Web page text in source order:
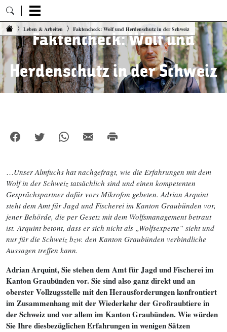
Zum Inhalt springen
Leben & Arbeiten Faktencheck: Wolf und Herdenschutz in der Schweiz
Faktencheck: Wolf und
Herdenschutz in der Schweiz
…Unser Almfuchs hat nachgefragt, wie die Erfahrungen mit dem
Wolf in der Schweiz tatsächlich sind und einen kompetenten
Gesprächspartner dafür vors Mikrofon gebeten. Adrian Arquint
steht dem Amt für Jagd und Fischerei im Kanton Graubünden vor,
jener Behörde, die per Gesetz mit dem Wolfsmanagement betraut
ist. Arquint betont, dass er sich nicht als „Wolfsexperte“ sieht und
nur für die Schweiz bzw. den Kanton Graubünden verbindliche
Aussagen treffen kann.
Adrian Arquint, Sie stehen dem Amt für Jagd und Fischerei im
Kanton Graubünden vor. Sie sind also ganz direkt und an
oberster Vollzugsstelle mit den Herausforderungen konfrontiert
im Zusammenhang mit der Wiederkehr der Großraubtiere in
der Schweiz und vor allem im Kanton Graubünden. Wie würden
Sie Ihre diesbezüglichen Erfahrungen in wenigen Sätzen